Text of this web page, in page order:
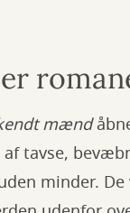
mænd
tavse,
minder.